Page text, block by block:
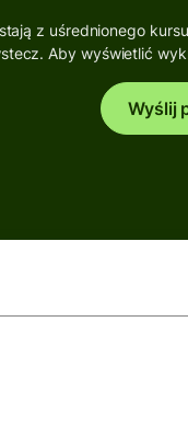
z uśrednionego
Aby wyświetlić
Wyślij